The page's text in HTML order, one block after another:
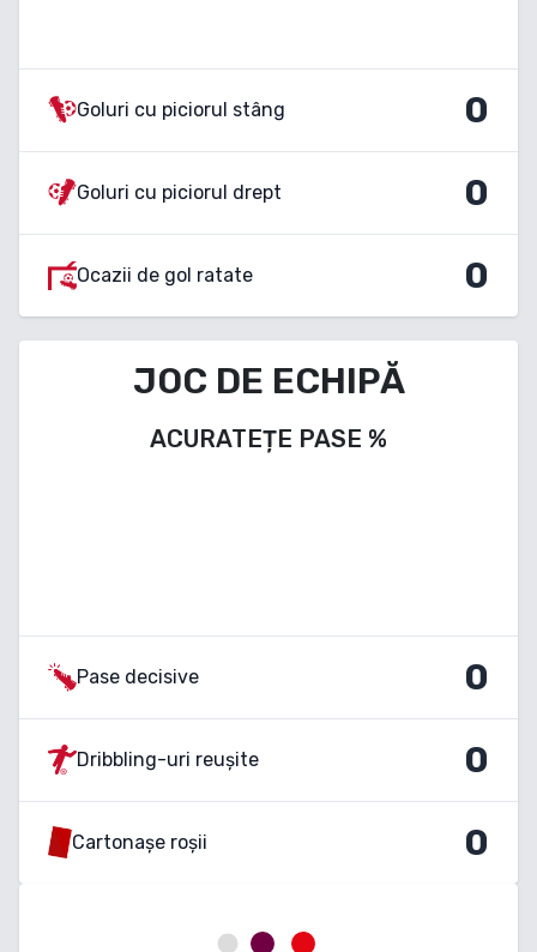
Goluri cu piciorul stâng 0
Goluri cu piciorul drept 0
Ocazii de gol ratate 0
JOC DE ECHIPĂ
ACURATEȚE PASE %
Pase decisive 0
Dribbling-uri reușite 0
Cartonașe roșii 0